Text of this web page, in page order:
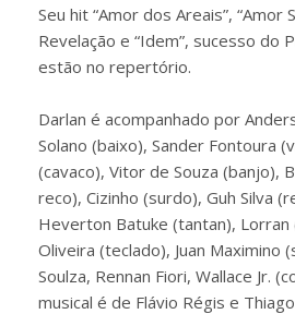
Seu hit “Amor dos Areais”, “Amor
Revelação e “Idem”, sucesso do
estão no repertório.
Darlan é acompanhado por
Solano (baixo), Sander Fontoura
(cavaco), Vitor de Souza (banjo),
reco), Cizinho (surdo), Guh Silva
Heverton Batuke (tantan), Lorran
Oliveira (teclado), Juan Maximino
Soulza, Rennan Fiori, Wallace Jr.
musical é de Flávio Régis e